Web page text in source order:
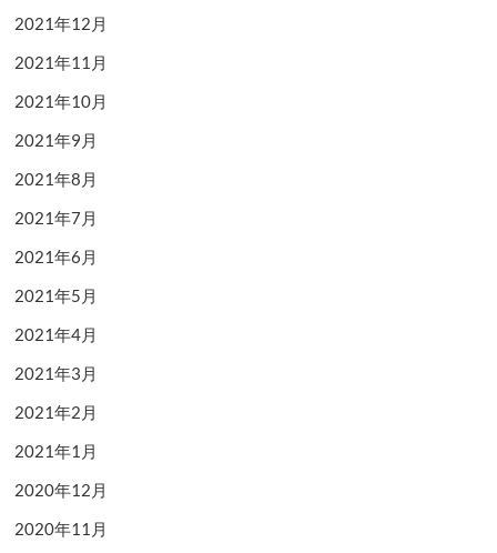
2021年12月
2021年11月
2021年10月
2021年9月
2021年8月
2021年7月
2021年6月
2021年5月
2021年4月
2021年3月
2021年2月
2021年1月
2020年12月
2020年11月